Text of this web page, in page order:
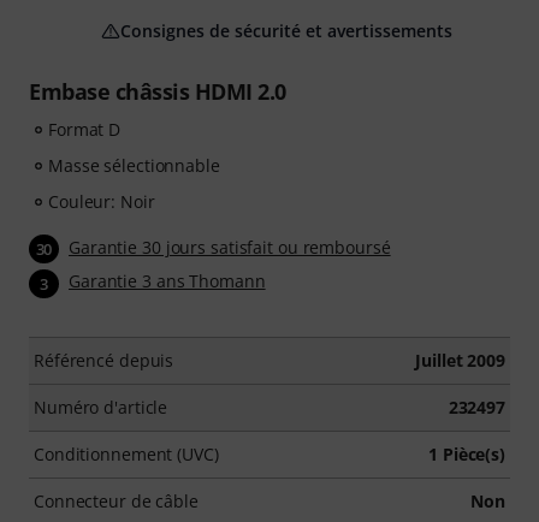
Embase châssis HDMI 2.0
Format D
Masse sélectionnable
Couleur: Noir
30 Garantie 30 jours satisfait ou remboursé
3 Garantie 3 ans Thomann
Référencé depuis Juillet 2009
Numéro d'article 232497
Conditionnement (UVC) 1 Pièce(s)
Connecteur de câble Non
Consignes de sécurité et avertissements